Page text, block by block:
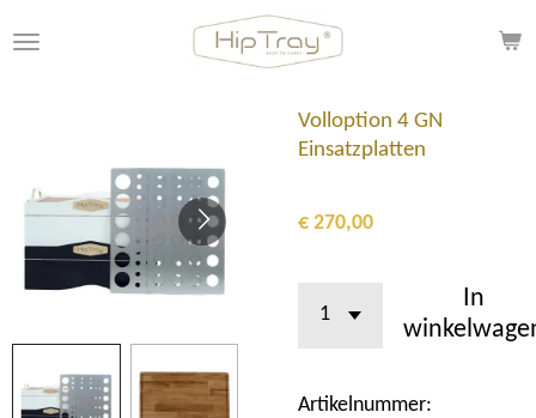
direct
Volloption 4 GN
Einsatzplatten
€ 270,00
In
Artikelnummer: